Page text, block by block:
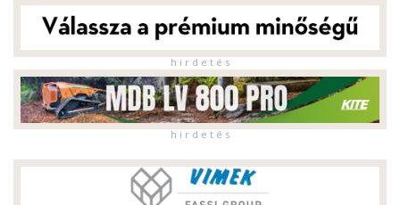
h i r d e t é s
h i r d e t é s